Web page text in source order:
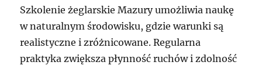
Szkolenie żeglarskie Mazury umożliwia naukę
w naturalnym środowisku, gdzie warunki są
realistyczne i zróżnicowane. Regularna
praktyka zwiększa płynność ruchów i zdolność